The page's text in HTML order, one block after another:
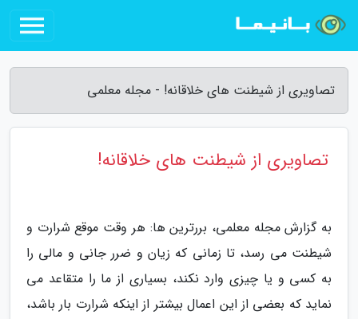
تصاویری از شیطنت های خلاقانه! - مجله معلمی
تصاویری از شیطنت های خلاقانه!
به گزارش مجله معلمی، بررترین ها: هر وقت موقع شرارت و
شیطنت می رسد، تا زمانی که زیان و ضرر جانی و مالی را
به کسی و یا چیزی وارد نکند، بسیاری از ما را متقاعد می
نماید که بعضی از این اعمال بیشتر از اینکه شرارت بار باشد،